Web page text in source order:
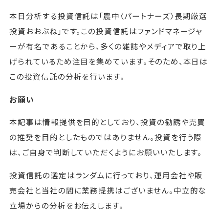
本日分析する投資信託は「農中〈パートナーズ〉長期厳選
投資おおぶね」です。この投資信託はファンドマネージャ
ーが有名であることから、多くの雑誌やメディアで取り上
げられているため注目を集めています。そのため、本日は
この投資信託の分析を行います。
お願い
本記事は情報提供を目的としており、投資の勧誘や売買
の推奨を目的としたものではありません。投資を行う際
は、ご自身で判断していただくようにお願いいたします。
投資信託の選定はランダムに行っており、運用会社や販
売会社と当社の間に業務提携はございません。中立的な
立場からの分析をお伝えします。